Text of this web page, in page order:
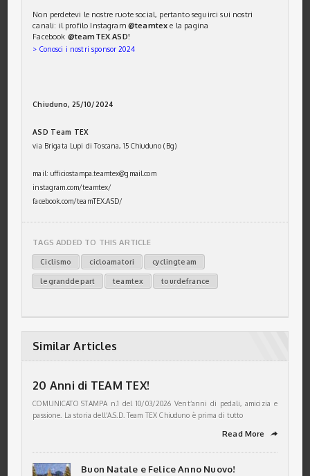
Non perdetevi le nostre ruote social, pertanto seguirci sui nostri
canali: il profilo Instagram @teamtex e la pagina
Facebook @teamTEX.ASD!
> Conosci i nostri sponsor 2024
Chiuduno, 25/10/2024
ASD Team TEX
via Brigata Lupi di Toscana, 15 Chiuduno (Bg)
mail: ufficiostampa.teamtex@gmail.com
instagram.com/teamtex/
facebook.com/teamTEX.ASD/
TAGS ADDED TO THIS ARTICLE
Ciclismo cicloamatori cyclingteam
legranddepart teamtex tourdefrance
Similar Articles
20 Anni di TEAM TEX!
COMUNICATO STAMPA n.1 del 10/03/2026 Vent’anni di pedali, amicizia e
passione. La storia dell’A.S.D. Team TEX Chiuduno è prima di tutto
Read More ➦
Buon Natale e Felice Anno Nuovo!